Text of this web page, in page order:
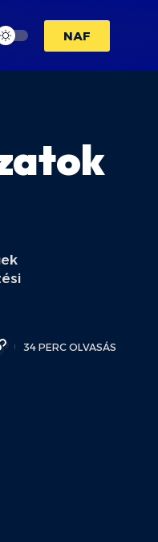
NAF
34 PERC OLVASÁS